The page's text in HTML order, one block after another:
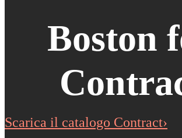
Boston
Scarica il catalogo Contract›